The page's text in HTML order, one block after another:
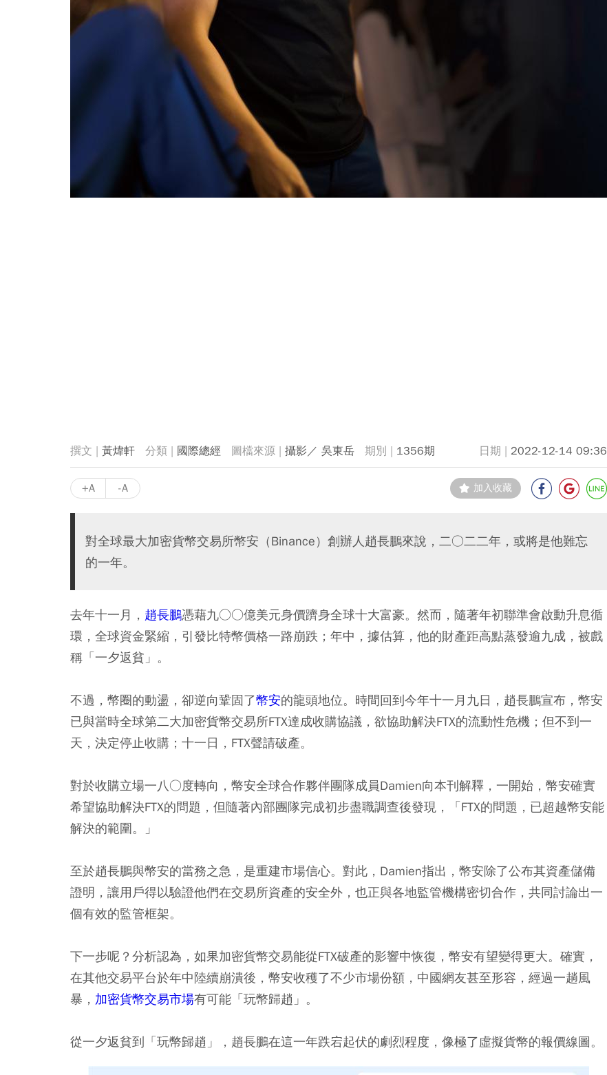
黃煒軒 國際總經 攝影／ 吳東岳 1356期 2022-12-14 09:36
+A -A 加入收藏
對全球最大加密貨幣交易所幣安（Binance）創辦人趙長鵬來說，二○二二年，或將是他難忘
的一年。
去年十一月， 趙長鵬憑藉九○○億美元身價躋身全球十大富豪。然而，隨著年初聯準會啟動升息循
環，全球資金緊縮，引發比特幣價格一路崩跌；年中，據估算，他的財產距高點蒸發逾九成，被戲
稱「一夕返貧」。
不過，幣圈的動盪，卻逆向鞏固了幣安的龍頭地位。時間回到今年十一月九日，趙長鵬宣布，幣安
已與當時全球第二大加密貨幣交易所FTX達成收購協議，欲協助解決FTX的流動性危機；但不到一
天，決定停止收購；十一日，FTX聲請破產。
對於收購立場一八○度轉向，幣安全球合作夥伴團隊成員Damien向本刊解釋，一開始，幣安確實
希望協助解決FTX的問題，但隨著內部團隊完成初步盡職調查後發現，「FTX的問題，已超越幣安能
解決的範圍。」
至於趙長鵬與幣安的當務之急，是重建市場信心。對此，Damien指出，幣安除了公布其資產儲備
證明，讓用戶得以驗證他們在交易所資產的安全外，也正與各地監管機構密切合作，共同討論出一
個有效的監管框架。
下一步呢？分析認為，如果加密貨幣交易能從FTX破產的影響中恢復，幣安有望變得更大。確實，
在其他交易平台於年中陸續崩潰後，幣安收穫了不少市場份額，中國網友甚至形容，經過一趟風
暴， 加密貨幣交易市場有可能「玩幣歸趙」。
從一夕返貧到「玩幣歸趙」，趙長鵬在這一年跌宕起伏的劇烈程度，像極了虛擬貨幣的報價線圖。